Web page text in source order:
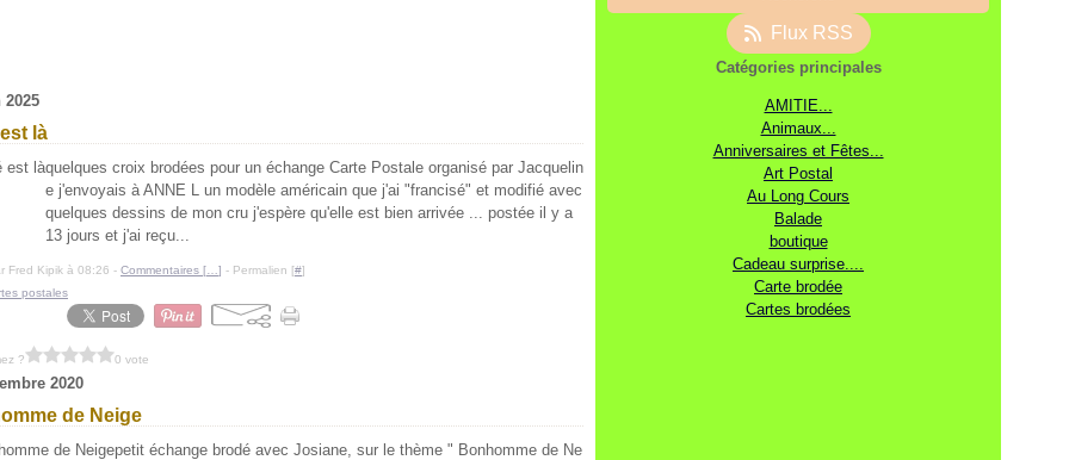
2025
là
quelques croix brodées pour un échange Carte Postale organisé par Jacquelin
e j'envoyais à ANNE L un modèle américain que j'ai "francisé" et modifié avec
quelques dessins de mon cru j'espère qu'elle est bien arrivée ... postée il y a
13 jours et j'ai reçu...
Fred Kipik à 08:26 - Commentaires [ ] - Permalien [#]
postales
? 0 vote
2020
de Neige
petit échange brodé avec Josiane, sur le thème " Bonhomme de Ne
Flux RSS
Catégories principales
AMITIE...
Animaux...
Anniversaires et Fêtes...
Art Postal
Au Long Cours
Balade
boutique
Cadeau surprise....
Carte brodée
Cartes brodées